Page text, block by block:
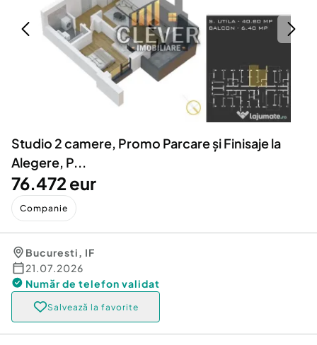
Servicii
Animale de companie
Afaceri și echipamente profesionale
Inchiriere Bunuri si Vehicule
Utilaje agricole si industriale
Piese auto si accesorii
Dacia Duster
Studio 2 camere, Promo Parcare și Finisaje la
Alegere, P...
76.472 eur
Companie
Bucuresti, IF
21.07.2026
Număr de telefon validat
Salvează la favorite